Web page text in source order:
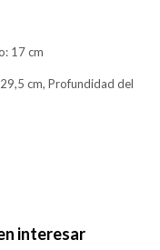
17 cm
cm, Profundidad del
interesar